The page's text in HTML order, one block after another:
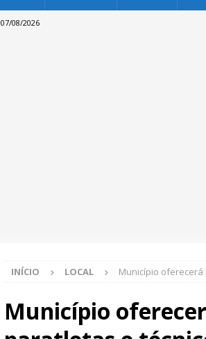
07/08/2026
INÍCIO LOCAL Município
Município